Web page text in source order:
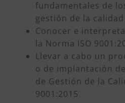
fundamentales de
gestión de la calidad
Conocer e
la Norma ISO
Llevar a cabo un
o de implantación
de Gestión de la
9001:2015